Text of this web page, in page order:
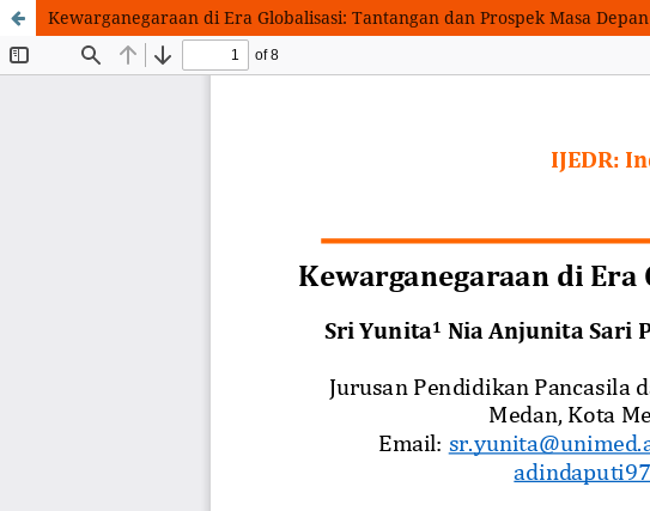
Kewarganegaraan di Era Globalisasi: Tantangan dan Prospek Masa Depan